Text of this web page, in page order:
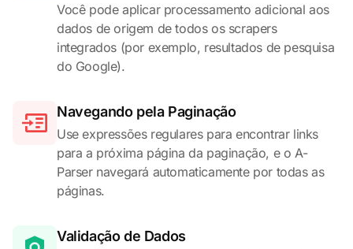
Você pode aplicar processamento adicional aos
dados de origem de todos os scrapers
integrados (por exemplo, resultados de pesquisa
do Google).
Navegando pela Paginação
Use expressões regulares para encontrar links
para a próxima página da paginação, e o A-
Parser navegará automaticamente por todas as
páginas.
Validação de Dados